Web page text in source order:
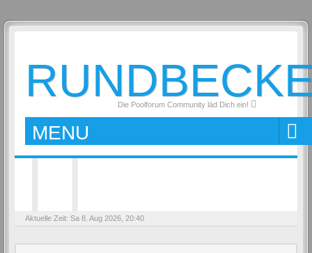
Die Poolforum Community läd Dich ein!
MENU
Aktuelle Zeit: Sa 8. Aug 2026, 20:40